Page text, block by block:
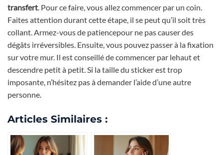
transfert . Pour ce faire, vous allez commencer par un coin.
Faites attention durant cette étape, il se peut qu’il soit très
collant. Armez-vous de patiencepour ne pas causer des
dégâts irréversibles. Ensuite, vous pouvez passer à la fixation
sur votre mur. Il est conseillé de commencer par lehaut et
descendre petit à petit. Si la taille du sticker est trop
imposante, n’hésitez pas à demander l’aide d’une autre
personne.
Articles Similaires :